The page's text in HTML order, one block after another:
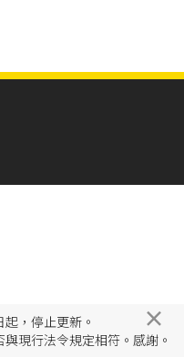
，停止更新。
現行法令規定相符。感謝。
×